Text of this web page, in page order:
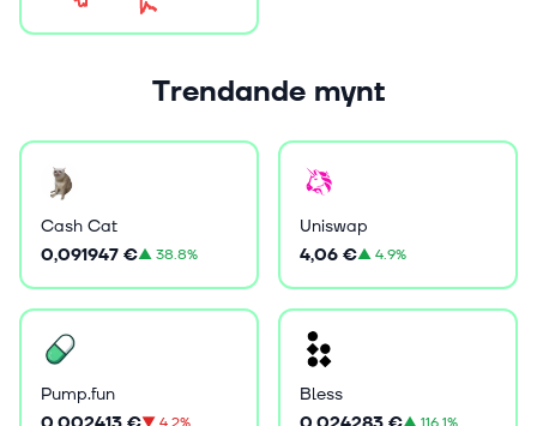
Trendande mynt
Cash Cat
0,091947 €▲38.8%
Uniswap
4,06 €▲4.9%
Pump.fun
Bless